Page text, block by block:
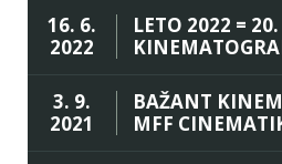
16. 6.
2022
LETO 2022 =
3. 9.
2021
BAŽANT
MFF